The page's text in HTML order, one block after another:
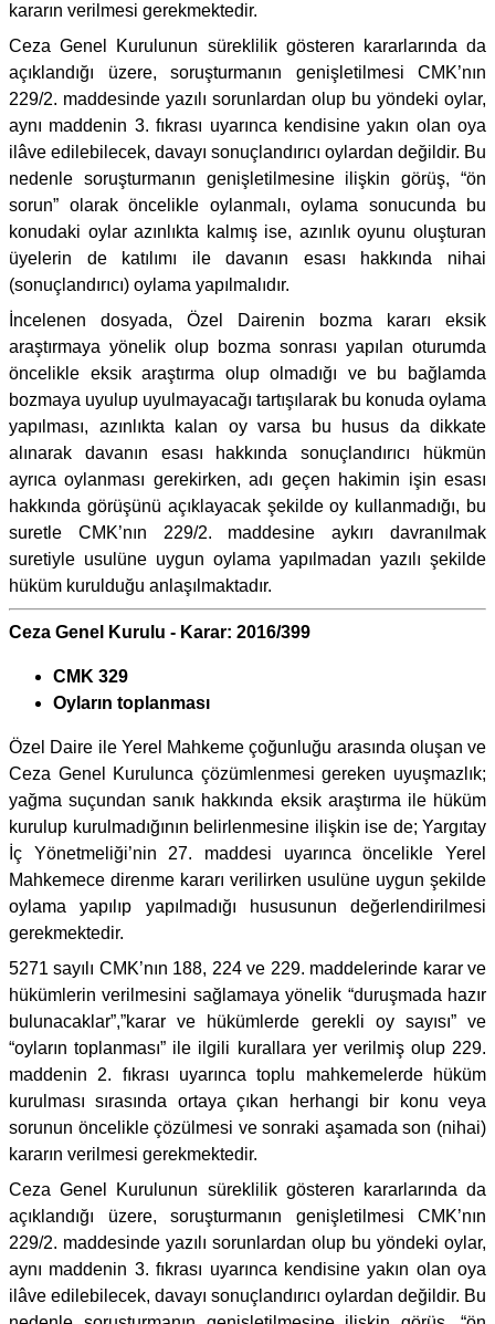
kararın verilmesi gerekmektedir.
Ceza Genel Kurulunun süreklilik gösteren kararlarında da
açıklandığı üzere, soruşturmanın genişletilmesi CMK’nın
229/2. maddesinde yazılı sorunlardan olup bu yöndeki oylar,
aynı maddenin 3. fıkrası uyarınca kendisine yakın olan oya
ilâve edilebilecek, davayı sonuçlandırıcı oylardan değildir. Bu
nedenle soruşturmanın genişletilmesine ilişkin görüş, “ön
sorun” olarak öncelikle oylanmalı, oylama sonucunda bu
konudaki oylar azınlıkta kalmış ise, azınlık oyunu oluşturan
üyelerin de katılımı ile davanın esası hakkında nihai
(sonuçlandırıcı) oylama yapılmalıdır.
İncelenen dosyada, Özel Dairenin bozma kararı eksik
araştırmaya yönelik olup bozma sonrası yapılan oturumda
öncelikle eksik araştırma olup olmadığı ve bu bağlamda
bozmaya uyulup uyulmayacağı tartışılarak bu konuda oylama
yapılması, azınlıkta kalan oy varsa bu husus da dikkate
alınarak davanın esası hakkında sonuçlandırıcı hükmün
ayrıca oylanması gerekirken, adı geçen hakimin işin esası
hakkında görüşünü açıklayacak şekilde oy kullanmadığı, bu
suretle CMK’nın 229/2. maddesine aykırı davranılmak
suretiyle usulüne uygun oylama yapılmadan yazılı şekilde
hüküm kurulduğu anlaşılmaktadır.
Ceza Genel Kurulu - Karar: 2016/399
CMK 329
Oyların toplanması
Özel Daire ile Yerel Mahkeme çoğunluğu arasında oluşan ve
Ceza Genel Kurulunca çözümlenmesi gereken uyuşmazlık;
yağma suçundan sanık hakkında eksik araştırma ile hüküm
kurulup kurulmadığının belirlenmesine ilişkin ise de; Yargıtay
İç Yönetmeliği’nin 27. maddesi uyarınca öncelikle Yerel
Mahkemece direnme kararı verilirken usulüne uygun şekilde
oylama yapılıp yapılmadığı hususunun değerlendirilmesi
gerekmektedir.
5271 sayılı CMK’nın 188, 224 ve 229. maddelerinde karar ve
hükümlerin verilmesini sağlamaya yönelik “duruşmada hazır
bulunacaklar”,”karar ve hükümlerde gerekli oy sayısı” ve
“oyların toplanması” ile ilgili kurallara yer verilmiş olup 229.
maddenin 2. fıkrası uyarınca toplu mahkemelerde hüküm
kurulması sırasında ortaya çıkan herhangi bir konu veya
sorunun öncelikle çözülmesi ve sonraki aşamada son (nihai)
kararın verilmesi gerekmektedir.
Ceza Genel Kurulunun süreklilik gösteren kararlarında da
açıklandığı üzere, soruşturmanın genişletilmesi CMK’nın
229/2. maddesinde yazılı sorunlardan olup bu yöndeki oylar,
aynı maddenin 3. fıkrası uyarınca kendisine yakın olan oya
ilâve edilebilecek, davayı sonuçlandırıcı oylardan değildir. Bu